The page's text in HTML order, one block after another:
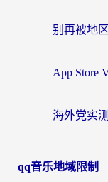
qq音乐地域限制